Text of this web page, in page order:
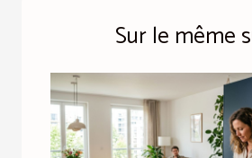
Sur le même